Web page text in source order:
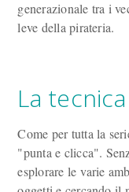
generazionale tra i
leve della pirateria.
La tecnica
Come per tutta la
"punta e clicca".
esplorare le varie